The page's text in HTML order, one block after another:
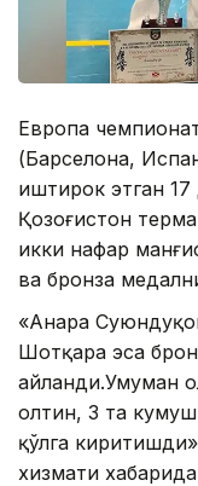
Европа
(Барселона,
иштирок этган
Қозоғистон
икки нафар
ва бронза
«Анара
Шотқара эса
айланди.Умуман
олтин, 3 та
қўлга
хизмати